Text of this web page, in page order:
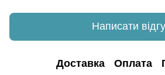
Написати
Доставка Оплата